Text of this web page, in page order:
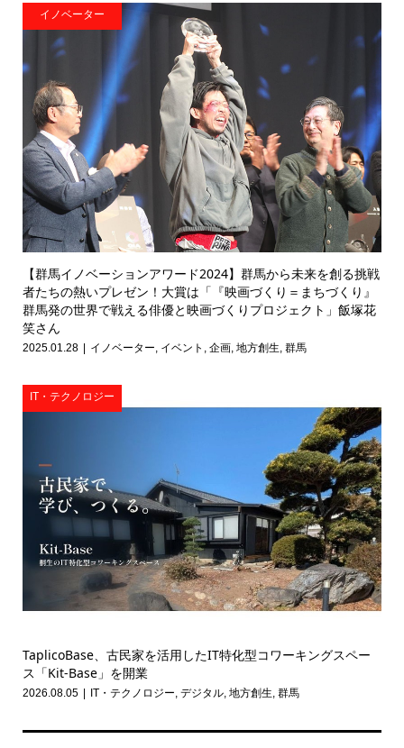
イノベーター
【群馬イノベーションアワード2024】群馬から未来を創る挑戦
者たちの熱いプレゼン！大賞は「『映画づくり＝まちづくり』
群馬発の世界で戦える俳優と映画づくりプロジェクト」飯塚花
笑さん
2025.01.28 イノベーター イベント 企画, 地方創生 群馬
IT・テクノロジー
TaplicoBase、古民家を活用したIT特化型コワーキングスペー
ス「Kit-Base」を開業
2026.08.05 IT・テクノロジー, デジタル, 地方創生, 群馬